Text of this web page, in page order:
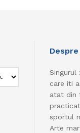
Despre
care iti
atat din
sportul
Arte